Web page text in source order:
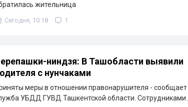
жительница
Сегодня, 10:18 1
ниндзя: В Ташобласти выявили
с нунчаками
меры в отношении правонарушителя - сообщает
УБДД ГУВД Ташкентской области.